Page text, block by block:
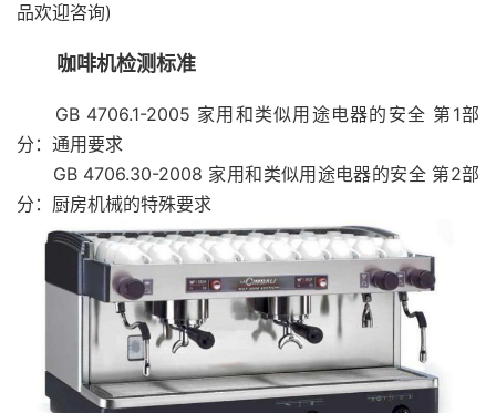
品欢迎咨询)
咖啡机检测标准
GB 4706.1-2005 家用和类似用途电器的安全 第1部
分：通用要求
GB 4706.30-2008 家用和类似用途电器的安全 第2部
分：厨房机械的特殊要求